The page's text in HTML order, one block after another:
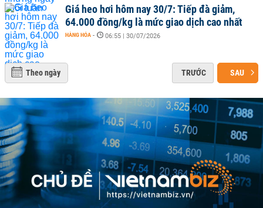
Giá heo hơi hôm nay 30/7: Tiếp đà giảm,
64.000 đồng/kg là mức giao dịch cao nhất
HÀNG HÓA - 06:55 | 30/07/2026
Theo ngày TRƯỚC SAU